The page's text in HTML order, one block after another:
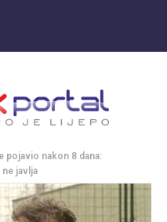
pojavio nakon 8 dana:
javlja